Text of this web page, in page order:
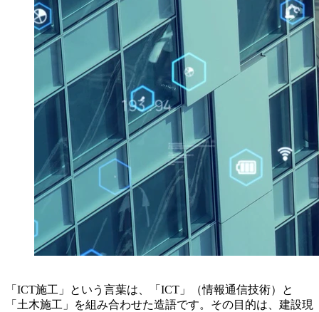
「ICT施工」という言葉は、「ICT」（情報通信技術）と
「土木施工」を組み合わせた造語です。その目的は、建設現